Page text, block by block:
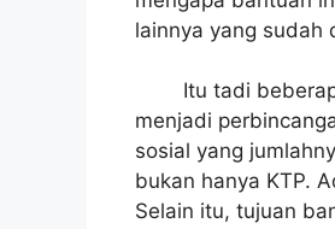
lainnya yang sudah
Itu tadi
menjadi
sosial yang
bukan hanya KTP.
Selain itu, tujuan